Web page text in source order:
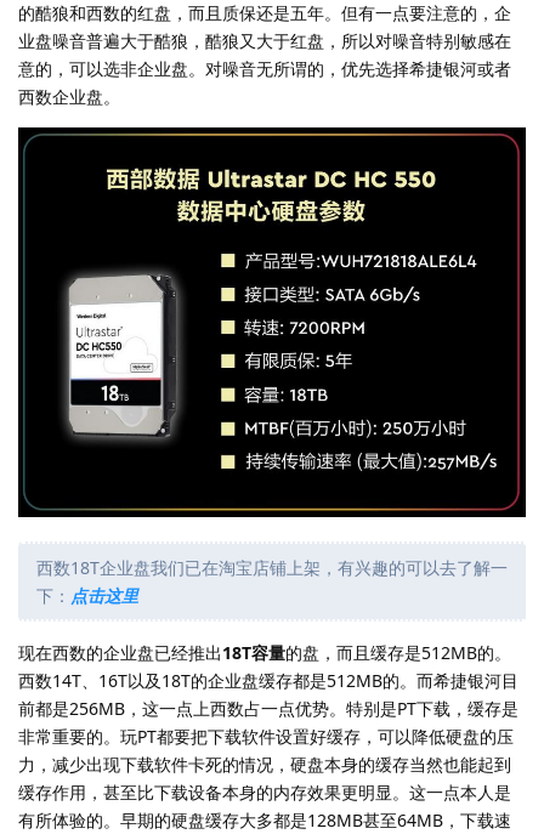
的酷狼和西数的红盘，而且质保还是五年。但有一点要注意的，企
业盘噪音普遍大于酷狼，酷狼又大于红盘，所以对噪音特别敏感在
意的，可以选非企业盘。对噪音无所谓的，优先选择希捷银河或者
西数企业盘。
西数18T企业盘我们已在淘宝店铺上架，有兴趣的可以去了解一
下： 点击这里
现在西数的企业盘已经推出18T容量的盘，而且缓存是512MB的。
西数14T、16T以及18T的企业盘缓存都是512MB的。而希捷银河目
前都是256MB，这一点上西数占一点优势。特别是PT下载，缓存是
非常重要的。玩PT都要把下载软件设置好缓存，可以降低硬盘的压
力，减少出现下载软件卡死的情况，硬盘本身的缓存当然也能起到
缓存作用，甚至比下载设备本身的内存效果更明显。这一点本人是
有所体验的。早期的硬盘缓存大多都是128MB甚至64MB，下载速